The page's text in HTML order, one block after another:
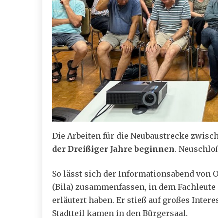
Die Arbeiten für die Neubaustrecke
der Dreißiger Jahre beginnen.
So lässt sich der Informationsabend
(Bila) zusammenfassen, in dem
erläutert haben. Er stieß auf großes
Stadtteil kamen in den Bürgersaal.